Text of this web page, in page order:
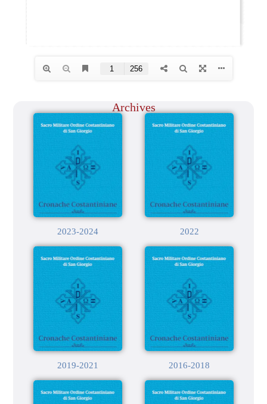
Archives
2023-2024 2022
2019-2021 2016-2018